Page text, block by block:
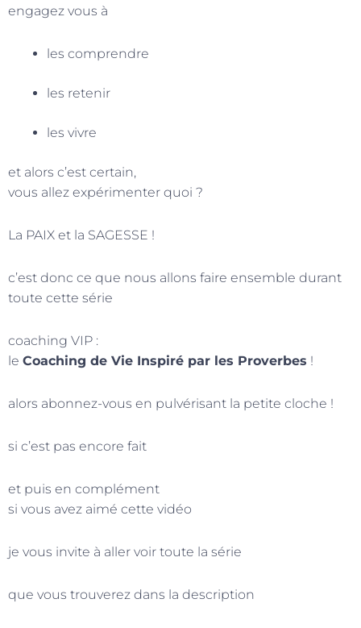
engagez vous à
les comprendre
les retenir
les vivre
et alors c’est certain,
vous allez expérimenter quoi ?
La PAIX et la SAGESSE !
c’est donc ce que nous allons faire ensemble durant
toute cette série
coaching VIP :
le Coaching de Vie Inspiré par les Proverbes !
alors abonnez-vous en pulvérisant la petite cloche !
si c’est pas encore fait
et puis en complément
si vous avez aimé cette vidéo
je vous invite à aller voir toute la série
que vous trouverez dans la description